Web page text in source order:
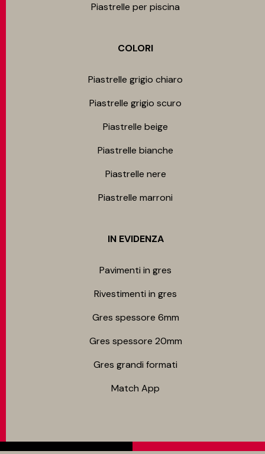
Piastrelle per piscina
COLORI
Piastrelle grigio chiaro
Piastrelle grigio scuro
Piastrelle beige
Piastrelle bianche
Piastrelle nere
Piastrelle marroni
IN EVIDENZA
Pavimenti in gres
Rivestimenti in gres
Gres spessore 6mm
Gres spessore 20mm
Gres grandi formati
Match App